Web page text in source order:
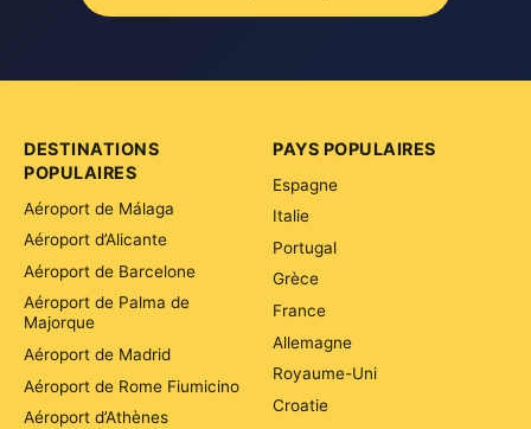
DESTINATIONS
POPULAIRES
Aéroport de Málaga
Aéroport d’Alicante
Aéroport de Barcelone
Aéroport de Palma de
Majorque
Aéroport de Madrid
Aéroport de Rome Fiumicino
Aéroport d’Athènes
PAYS POPULAIRES
Espagne
Italie
Portugal
Grèce
France
Allemagne
Royaume-Uni
Croatie